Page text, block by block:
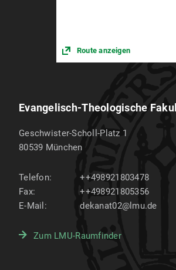
Route anzeigen
Evangelisch-Theologische
Geschwister-Scholl-Platz 1
80539 München
Telefon:
++498921803478
Fax:
++498921805356
E-Mail:
dekanat02@lmu.de
Zum LMU-Raumfinder